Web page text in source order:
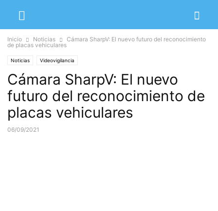
Inicio Noticias
Cámara SharpV: El nuevo futuro del reconocimiento
de placas vehiculares
Noticias Videovigilancia
Cámara SharpV: El nuevo
futuro del reconocimiento de
placas vehiculares
06/09/2021